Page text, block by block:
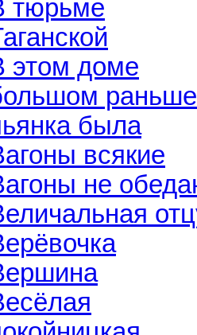
тюрьме
этом доме
раньше
была
всякие
не